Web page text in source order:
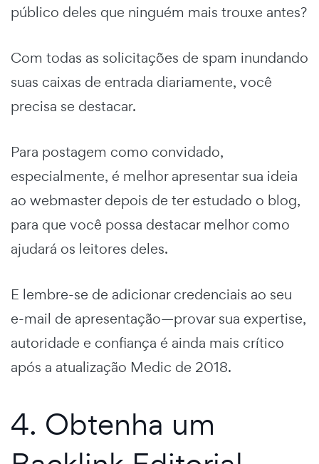
público deles que ninguém mais trouxe antes?
Com todas as solicitações de spam inundando
suas caixas de entrada diariamente, você
precisa se destacar.
Para postagem como convidado,
especialmente, é melhor apresentar sua ideia
ao webmaster depois de ter estudado o blog,
para que você possa destacar melhor como
ajudará os leitores deles.
E lembre-se de adicionar credenciais ao seu
e-mail de apresentação—provar sua expertise,
autoridade e confiança é ainda mais crítico
após a atualização Medic de 2018.
4. Obtenha um